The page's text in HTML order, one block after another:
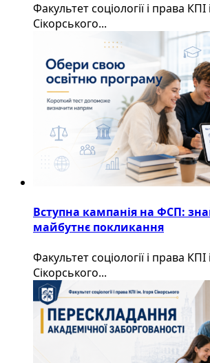
Факультет соціології і права КПІ
Сікорського...
Вступна кампанія на ФСП:
майбутнє покликання
Факультет соціології і права КПІ
Сікорського...